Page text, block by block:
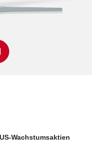
Wachstumsaktien